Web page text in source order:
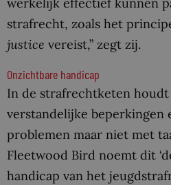
werkelijk effectief kunnen
strafrecht, zoals het
justice vereist,” zegt zij.
Onzichtbare handicap
In de strafrechtketen
verstandelijke beperkingen
problemen maar niet met
Fleetwood Bird noemt dit
handicap van het